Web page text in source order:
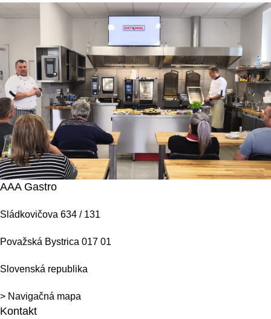
AAA Gastro
Sládkovičova 634 / 131
Považská Bystrica 017 01
Slovenská republika
> Navigačná mapa
Kontakt